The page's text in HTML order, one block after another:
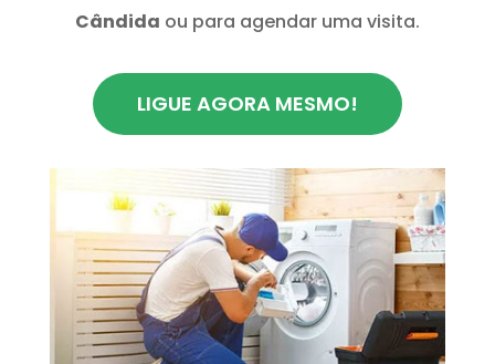
Cândida ou para agendar uma visita.
LIGUE AGORA MESMO!